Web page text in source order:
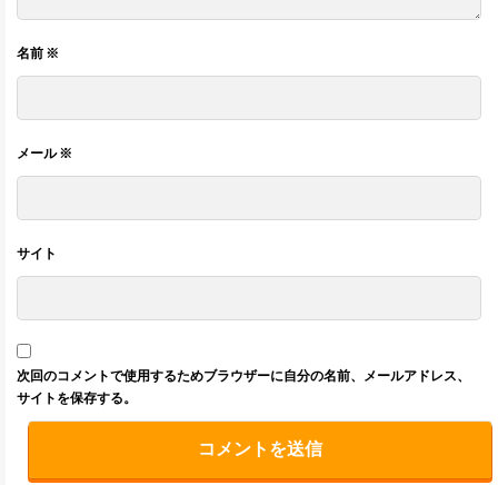
名前 ※
メール※
サイト
次回のコメントで使用するためブラウザーに自分の名前、メールアドレス、
サイトを保存する。